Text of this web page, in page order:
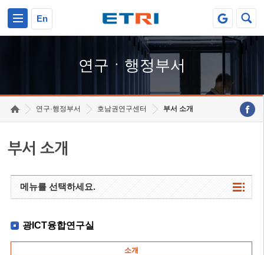
En
연구ㆍ행정부서
연구·행정부서 호남권연구센터 부서 소개
부서 소개
메뉴를 선택하세요.
광ICT융합연구실
소개